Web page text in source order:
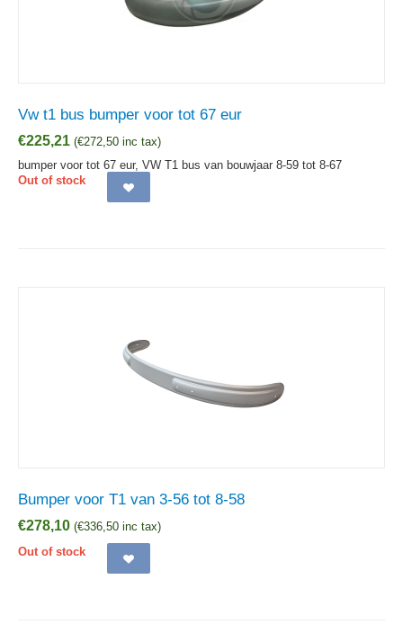
Vw t1 bus bumper voor tot 67 eur
€225,21 (€272,50 inc tax)
bumper voor tot 67 eur, VW T1 bus van bouwjaar 8-59 tot 8-67
Out of stock
Bumper voor T1 van 3-56 tot 8-58
€278,10 (€336,50 inc tax)
Out of stock